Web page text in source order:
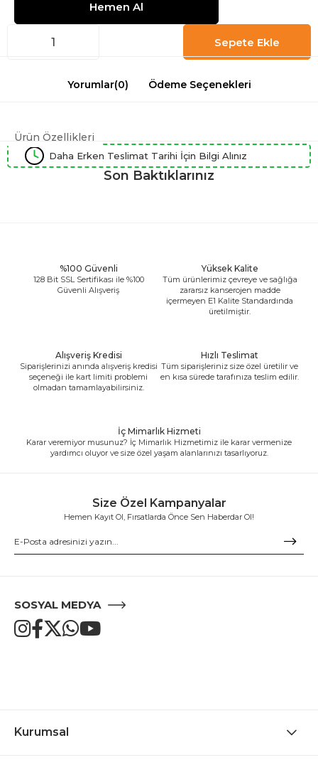
Yorumlar(0) Ödeme Seçenekleri
Ürün Özellikleri
Daha Erken Teslimat Tarihi İçin Bilgi Alınız
Son Baktıklarınız
%100 Güvenli
128 Bit SSL Sertifikası ile %100
Güvenli Alışveriş
Yüksek Kalite
Tüm ürünlerimiz çevreye ve sağlığa
zararsız kanserojen madde
içermeyen E1 Kalite Standardında
üretilmiştir.
Alışveriş Kredisi
Siparişlerinizi anında alışveriş kredisi
seçeneği ile kart limiti problemi
olmadan tamamlayabilirsiniz.
Hızlı Teslimat
Tüm siparişleriniz size özel üretilir ve
en kısa sürede tarafınıza teslim edilir.
İç Mimarlık Hizmeti
Karar veremiyor musunuz? İç Mimarlık Hizmetimiz ile karar vermenize
yardımcı oluyor ve size özel yaşam alanlarınızı tasarlıyoruz.
Size Özel Kampanyalar
Hemen Kayıt Ol, Fırsatlarda Önce Sen Haberdar Ol!
SOSYAL MEDYA
Kurumsal